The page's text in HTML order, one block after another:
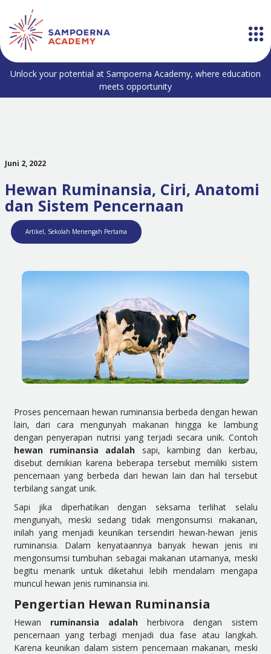
Unlock your potential at Sampoerna Academy, where education
meets opportunity
Juni 2, 2022
Hewan Ruminansia, Ciri, Anatomi
dan Sistem Pencernaan
Artikel, Sekolah Menengah Pertama
Proses pencernaan hewan ruminansia berbeda dengan hewan
lain, dari cara mengunyah makanan hingga ke lambung
dengan penyerapan nutrisi yang terjadi secara unik. Contoh
hewan ruminansia adalah
sapi, kambing dan kerbau,
disebut demikian karena beberapa tersebut memiliki sistem
pencernaan yang berbeda dari hewan lain dan hal tersebut
terbilang sangat unik.
Sapi jika diperhatikan dengan seksama terlihat selalu
mengunyah, meski sedang tidak mengonsumsi makanan,
inilah yang menjadi keunikan tersendiri hewan-hewan jenis
ruminansia. Dalam kenyataannya banyak hewan jenis ini
mengonsumsi tumbuhan sebagai makanan utamanya, meski
begitu menarik untuk diketahui lebih mendalam mengapa
muncul hewan jenis ruminansia ini.
Pengertian Hewan Ruminansia
Hewan ruminansia adalahherbivora dengan sistem
pencernaan yang terbagi menjadi dua fase atau langkah.
Karena keunikan dalam sistem pencernaan makanan, meski